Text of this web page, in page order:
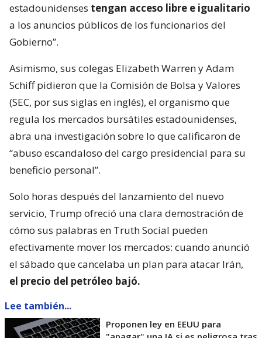
estadounidenses tengan acceso libre e igualitario
a los anuncios públicos de los funcionarios del
Gobierno”.
Asimismo, sus colegas Elizabeth Warren y Adam
Schiff pidieron que la Comisión de Bolsa y Valores
(SEC, por sus siglas en inglés), el organismo que
regula los mercados bursátiles estadounidenses,
abra una investigación sobre lo que calificaron de
“abuso escandaloso del cargo presidencial para su
beneficio personal”.
Solo horas después del lanzamiento del nuevo
servicio, Trump ofreció una clara demostración de
cómo sus palabras en Truth Social pueden
efectivamente mover los mercados: cuando anunció
el sábado que cancelaba un plan para atacar Irán,
el precio del petróleo bajó.
Lee también...
Proponen ley en EEUU para